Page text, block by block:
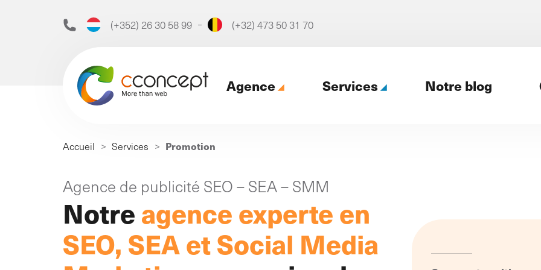
(+352) 26 30 58 99 (+32) 473 50 31 70
Agence Services Notre blog
de
Notre agence
L’agence de marketing digital
Notre accompagnement
digital (Profil digital)
Accueil > Services > Promotion
Agence de publicité SEO – SEA – SMM
Notreagence experte en
SEO, SEA et Social Media